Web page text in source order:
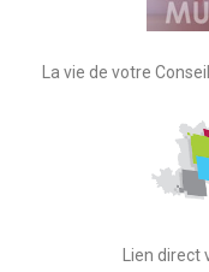
La vie de votre
Lien direct